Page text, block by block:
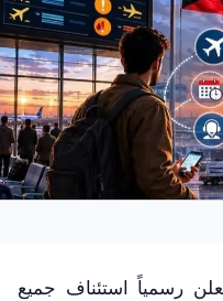
رسمياً استئناف جميع